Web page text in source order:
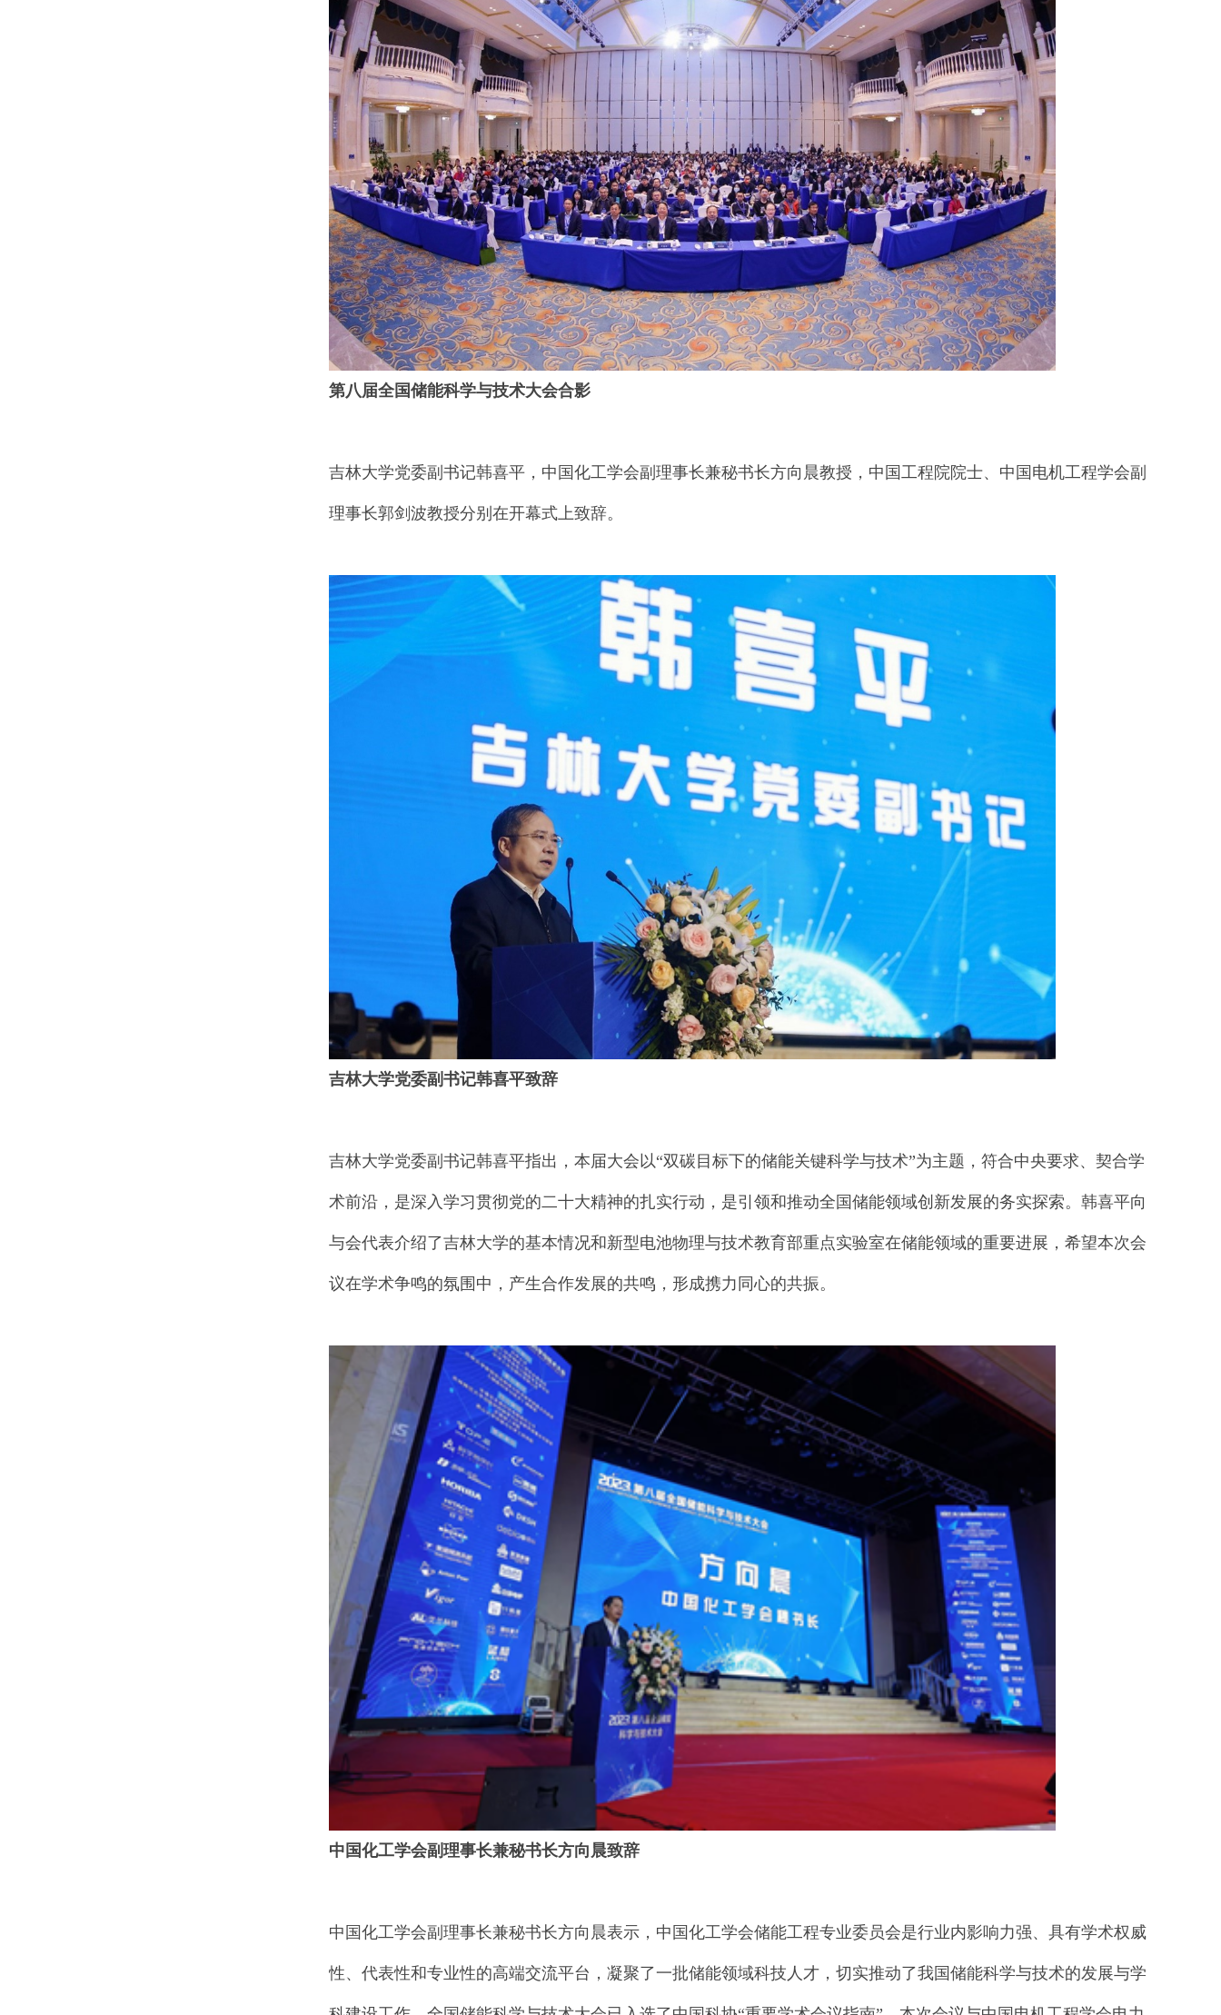
第八届全国储能科学与技术大会合影
吉林大学党委副书记韩喜平，中国化工学会副理事长兼秘书长方向晨教授，中国工程院院士、中国电机工程学会副
理事长郭剑波教授分别在开幕式上致辞。
吉林大学党委副书记韩喜平致辞
吉林大学党委副书记韩喜平指出，本届大会以“双碳目标下的储能关键科学与技术”为主题，符合中央要求、契合学
术前沿，是深入学习贯彻党的二十大精神的扎实行动，是引领和推动全国储能领域创新发展的务实探索。韩喜平向
与会代表介绍了吉林大学的基本情况和新型电池物理与技术教育部重点实验室在储能领域的重要进展，希望本次会
议在学术争鸣的氛围中，产生合作发展的共鸣，形成携力同心的共振。
中国化工学会副理事长兼秘书长方向晨致辞
中国化工学会副理事长兼秘书长方向晨表示，中国化工学会储能工程专业委员会是行业内影响力强、具有学术权威
性、代表性和专业性的高端交流平台，凝聚了一批储能领域科技人才，切实推动了我国储能科学与技术的发展与学